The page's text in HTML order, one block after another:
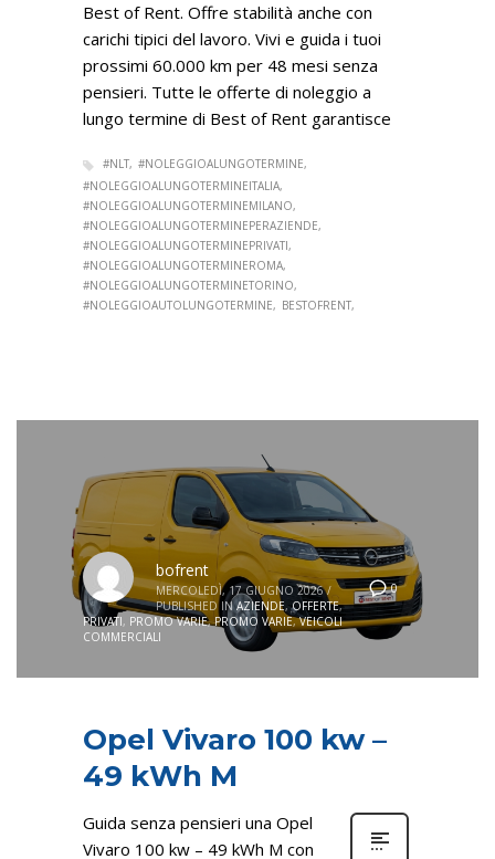
Best of Rent. Offre stabilità anche con
carichi tipici del lavoro. Vivi e guida i tuoi
prossimi 60.000 km per 48 mesi senza
pensieri. Tutte le offerte di noleggio a
lungo termine di Best of Rent garantisce
#NLT #NOLEGGIOALUNGOTERMINE
#NOLEGGIOALUNGOTERMINEITALIA
#NOLEGGIOALUNGOTERMINEMILANO
#NOLEGGIOALUNGOTERMINEPERAZIENDE
#NOLEGGIOALUNGOTERMINEPRIVATI
#NOLEGGIOALUNGOTERMINEROMA
#NOLEGGIOALUNGOTERMINETORINO
#NOLEGGIOAUTOLUNGOTERMINE
BESTOFRENT
0
bofrent
MERCOLEDÌ, 17 GIUGNO 2026 /
PUBLISHED IN AZIENDE,OFFERTE,
PRIVATI, PROMO VARIE,PROMO VARIE,VEICOLI
COMMERCIALI
Opel Vivaro 100 kw –
49 kWh M
Guida senza pensieri una Opel
Vivaro 100 kw – 49 kWh M con